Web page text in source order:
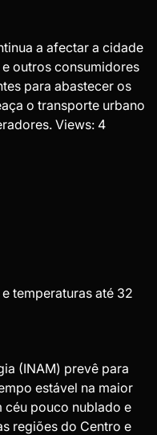
a afectar a cidade
outros consumidores
para abastecer os
o transporte urbano
Views: 4
temperaturas até 32
(INAM) prevê para
estável na maior
pouco nublado e
regiões do Centro e